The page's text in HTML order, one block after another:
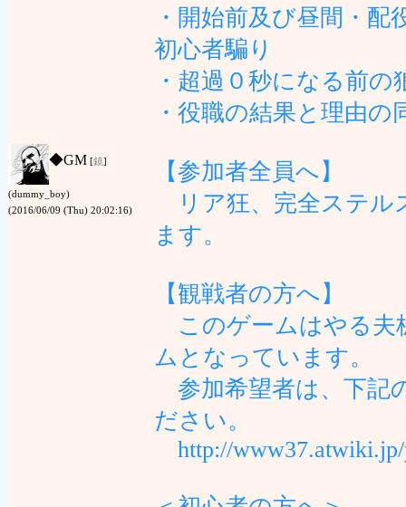
◆GM [鏡]
(dummy_boy)
(2016/06/09 (Thu) 20:02:16)
・開始前及び昼間・
初心者騙り
・超過０秒になる前の
・役職の結果と理由の
【参加者全員へ】
リア狂、完全ステル
ます。
【観戦者の方へ】
このゲームはやる
ムとなっています。
参加希望者は、下記
ださい。
http://www37.atwiki.jp/